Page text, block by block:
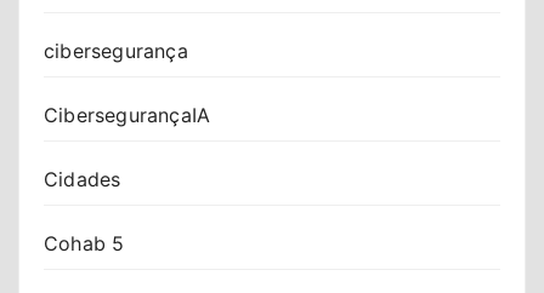
cibersegurança
CibersegurançaIA
Cidades
Cohab 5